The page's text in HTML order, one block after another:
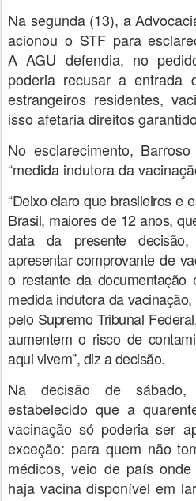
Na segunda (13), a
acionou o STF para
A AGU defendia, no
poderia recusar a entrada
estrangeiros residentes,
isso afetaria direitos
No esclarecimento,
“medida indutora da
“Deixo claro que brasileiros e
Brasil, maiores de 12 anos,
data da presente
apresentar comprovante de
o restante da documentação
medida indutora da
pelo Supremo Tribunal
aumentem o risco de
aqui vivem”, diz a decisão.
Na decisão de
estabelecido que a
vacinação só poderia ser
exceção: para quem não
médicos, veio de país
haja vacina disponível em